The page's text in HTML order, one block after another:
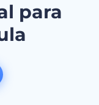
para